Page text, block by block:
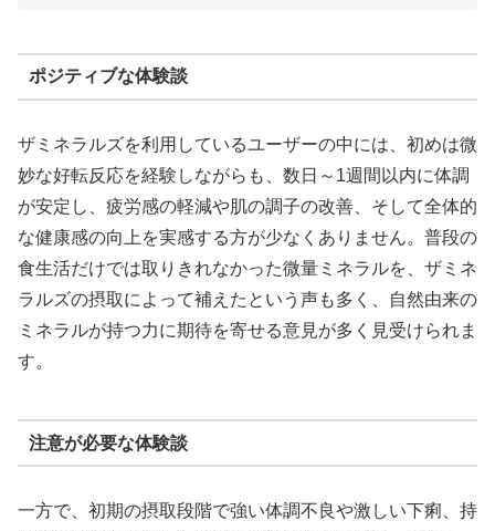
ポジティブな体験談
ザミネラルズを利用しているユーザーの中には、初めは微
妙な好転反応を経験しながらも、数日～1週間以内に体調
が安定し、疲労感の軽減や肌の調子の改善、そして全体的
な健康感の向上を実感する方が少なくありません。普段の
食生活だけでは取りきれなかった微量ミネラルを、ザミネ
ラルズの摂取によって補えたという声も多く、自然由来の
ミネラルが持つ力に期待を寄せる意見が多く見受けられま
す。
注意が必要な体験談
一方で、初期の摂取段階で強い体調不良や激しい下痢、持